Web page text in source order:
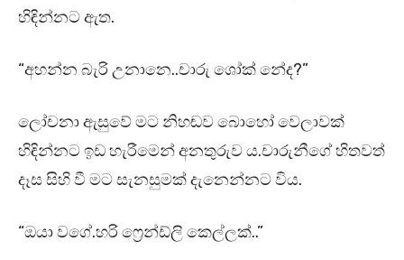
හිඳින්නට ඇත.
“අහන්න බැරි උනානෙ..චාරු ශෝක් නේද?”
ලෝචනා ඇසුවේ මට නිහඬව බොහෝ වෙලාවක්
හිඳින්නට ඉඩ හැරීමෙන් අනතුරුව ය.චාරුනීගේ හිතවත්
දෑස සිහි වී මට සැනසුමක් දැනෙන්නට විය.
“ඔයා වගේ.හරි ෆ්‍රෙන්ඩ්ලි කෙල්ලක්..”